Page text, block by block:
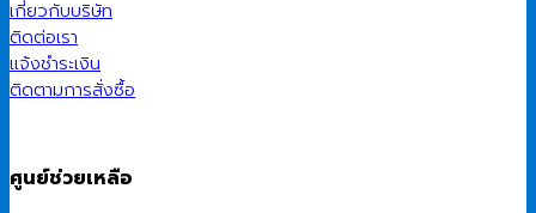
เกี่ยวกับบริษัท
ติดต่อเรา
แจ้งชำระเงิน
ติดตามการสั่งซื้อ
ศูนย์ช่วยเหลือ